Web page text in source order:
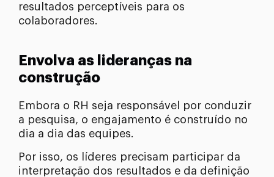
resultados perceptíveis para os
colaboradores.
Envolva as lideranças na
construção
Embora o RH seja responsável por conduzir
a pesquisa, o engajamento é construído no
dia a dia das equipes.
Por isso, os líderes precisam participar da
interpretação dos resultados e da definição